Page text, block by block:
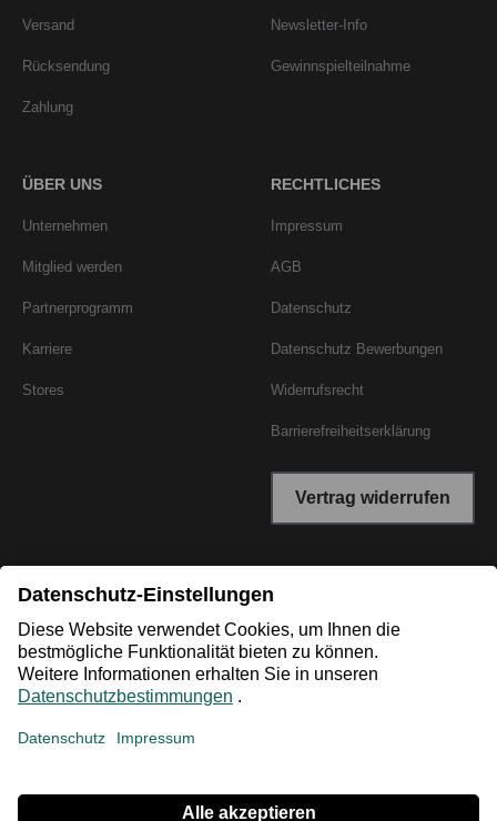
Versand
Rücksendung
Zahlung
Newsletter-Info
Gewinnspielteilnahme
ÜBER UNS
Unternehmen
Mitglied werden
Partnerprogramm
Karriere
Stores
RECHTLICHES
Impressum
AGB
Datenschutz
Datenschutz Bewerbungen
Widerrufsrecht
Barrierefreiheitserklärung
Vertrag widerrufen